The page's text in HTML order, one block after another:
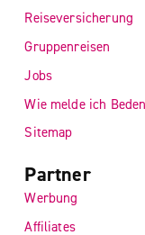
Reiseversicherung
Gruppenreisen
Jobs
Wie melde ich
Sitemap
Partner
Werbung
Affiliates